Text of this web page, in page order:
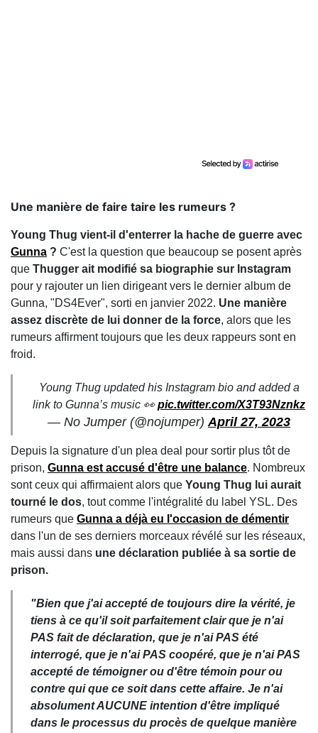
Une manière de faire taire les rumeurs ?
Young Thug vient-il d'enterrer la hache de guerre avec
Gunna ? C'est la question que beaucoup se posent après
que Thugger ait modifié sa biographie sur Instagram
pour y rajouter un lien dirigeant vers le dernier album de
Gunna, "DS4Ever", sorti en janvier 2022. Une manière
assez discrète de lui donner de la force, alors que les
rumeurs affirment toujours que les deux rappeurs sont en
froid.
Young Thug updated his Instagram bio and added a
link to Gunna’s music 👀pic.twitter.com/X3T93Nznkz
— No Jumper (@nojumper)April 27, 2023
Depuis la signature d'un plea deal pour sortir plus tôt de
prison, Gunna est accusé d'être une balance. Nombreux
sont ceux qui affirmaient alors que Young Thug lui aurait
tourné le dos, tout comme l'intégralité du label YSL. Des
rumeurs que Gunna a déjà eu l'occasion de démentir
dans l'un de ses derniers morceaux révélé sur les réseaux,
mais aussi dans une déclaration publiée à sa sortie de
prison.
"Bien que j'ai accepté de toujours dire la vérité, je
tiens à ce qu'il soit parfaitement clair que je n'ai
PAS fait de déclaration, que je n'ai PAS été
interrogé, que je n'ai PAS coopéré, que je n'ai PAS
accepté de témoigner ou d'être témoin pour ou
contre qui que ce soit dans cette affaire. Je n'ai
absolument AUCUNE intention d'être impliqué
dans le processus du procès de quelque manière